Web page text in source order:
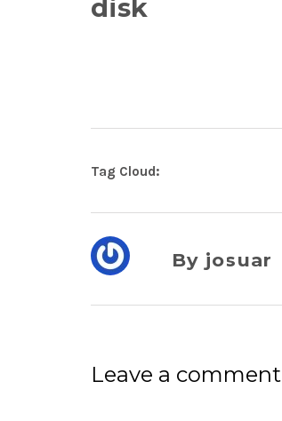
disk
Tag Cloud:
By josuar
Leave a comment